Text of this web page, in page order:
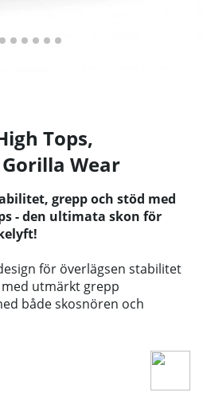
Tops,
Gorilla Wear
grepp och stöd med
- den ultimata skon för
för överlägsen stabilitet
utmärkt grepp
både skosnören och